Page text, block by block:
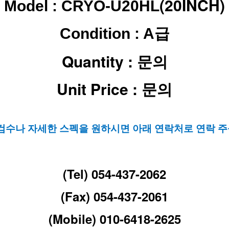
Model : CRYO-U20HL(20INCH)
Condition : A급
Quantity : 문의
Unit Price : 문의
수나 자세한 스펙을 원하시면 아래 연락처로 연락
(Tel) 054-437-2062
(Fax) 054-437-2061
(Mobile) 010-6418-2625